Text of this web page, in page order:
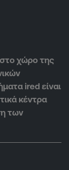
χώρο της
ired είναι
κέντρα
των